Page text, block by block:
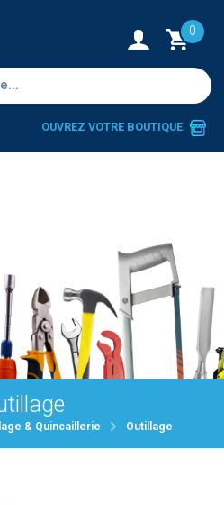
0
OUVREZ VOTRE BOUTIQUE
& Quincaillerie Outillage